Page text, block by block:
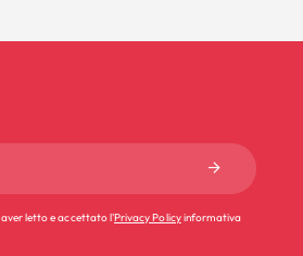
letto e accettato l'Privacy Policyinformativa